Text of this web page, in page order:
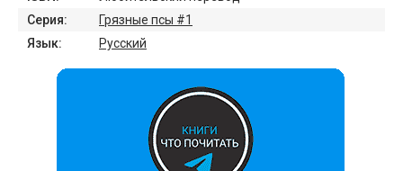
Серия:
Грязные псы #1
Язык:
Русский